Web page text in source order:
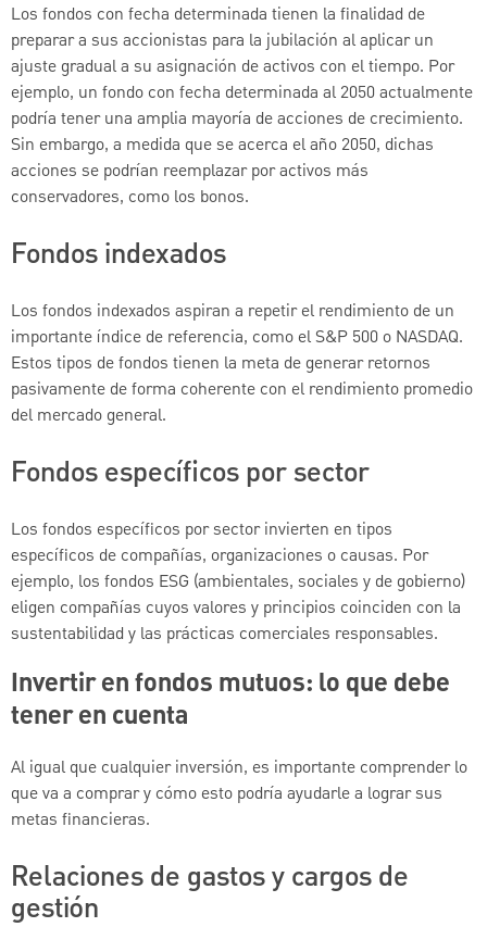
Los fondos con fecha determinada tienen la finalidad de
preparar a sus accionistas para la jubilación al aplicar un
ajuste gradual a su asignación de activos con el tiempo. Por
ejemplo, un fondo con fecha determinada al 2050 actualmente
podría tener una amplia mayoría de acciones de crecimiento.
Sin embargo, a medida que se acerca el año 2050, dichas
acciones se podrían reemplazar por activos más
conservadores, como los bonos.
Fondos indexados
Los fondos indexados aspiran a repetir el rendimiento de un
importante índice de referencia, como el S&P 500 o NASDAQ.
Estos tipos de fondos tienen la meta de generar retornos
pasivamente de forma coherente con el rendimiento promedio
del mercado general.
Fondos específicos por sector
Los fondos específicos por sector invierten en tipos
específicos de compañías, organizaciones o causas. Por
ejemplo, los fondos ESG (ambientales, sociales y de gobierno)
eligen compañías cuyos valores y principios coinciden con la
sustentabilidad y las prácticas comerciales responsables.
Invertir en fondos mutuos: lo que debe
tener en cuenta
Al igual que cualquier inversión, es importante comprender lo
que va a comprar y cómo esto podría ayudarle a lograr sus
metas financieras.
Relaciones de gastos y cargos de
gestión